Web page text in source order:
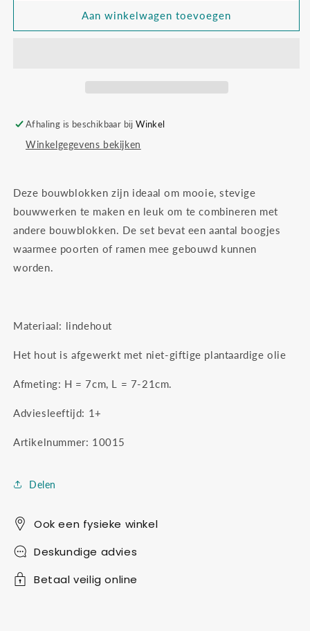
Grimm&#39;s
gigantische
Grimm&#39;s
gigantische
Aan winkelwagen toevoegen
Afhaling is beschikbaar bijWinkel
Winkelgegevens bekijken
Deze bouwblokken zijn ideaal om mooie, stevige
bouwwerken te maken en leuk om te combineren met
andere bouwblokken. De set bevat een aantal boogjes
waarmee poorten of ramen mee gebouwd kunnen
worden.
Materiaal: lindehout
Het hout is afgewerkt met niet-giftige plantaardige olie
Afmeting: H = 7cm, L = 7-21cm.
Adviesleeftijd: 1+
Artikelnummer: 10015
Delen
Ook een fysieke winkel
Deskundige advies
Betaal veilig online